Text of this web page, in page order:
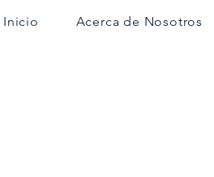
Inicio Acerca de Nosotros